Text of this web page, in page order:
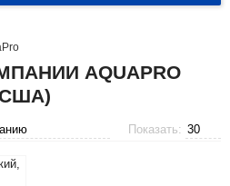
AQUAPRO
Показать: